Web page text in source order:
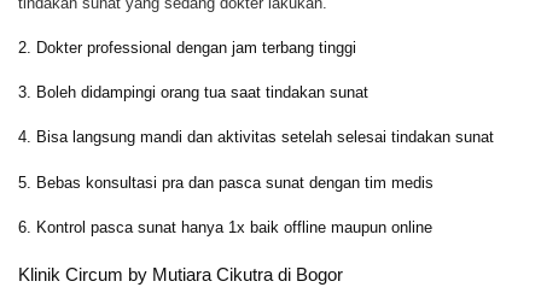
2. Dokter professional dengan jam terbang tinggi
3. Boleh didampingi orang tua saat tindakan sunat
4. Bisa langsung mandi dan aktivitas setelah selesai tindakan sunat
5. Bebas konsultasi pra dan pasca sunat dengan tim medis
6. Kontrol pasca sunat hanya 1x baik offline maupun online
Klinik Circum by Mutiara Cikutra di Bogor